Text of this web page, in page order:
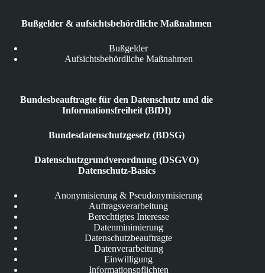
Bußgelder & aufsichtsbehördliche Maßnahmen
Bußgelder
Aufsichtsbehördliche Maßnahmen
Bundesbeauftragte für den Datenschutz und die
Informationsfreiheit (BfDI)
Bundesdatenschutzgesetz (BDSG)
Datenschutzgrundverordnung (DSGVO)
Datenschutz-Basics
Anonymisierung & Pseudonymisierung
Auftragsverarbeitung
Berechtigtes Interesse
Datenminimierung
Datenschutzbeauftragte
Datenverarbeitung
Einwilligung
Informationspflichten